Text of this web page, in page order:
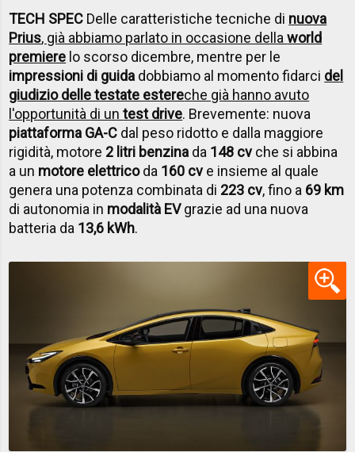
TECH SPEC Delle caratteristiche tecniche di nuova
Prius, già abbiamo parlato in occasione dellaworld
premiere lo scorso dicembre, mentre per le
impressioni di guida dobbiamo al momento fidarci del
giudizio delle testate estereche già hanno avuto
l'opportunità di untest drive. Brevemente: nuova
piattaforma GA-C dal peso ridotto e dalla maggiore
rigidità, motore 2 litri benzina da 148 cvche si abbina
a un motore elettricoda 160 cve insieme al quale
genera una potenza combinata di 223 cv, fino a 69 km
di autonomia in modalità EVgrazie ad una nuova
batteria da 13,6 kWh.